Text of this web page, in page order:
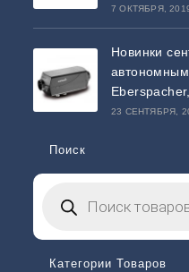
7 ОКТЯБРЯ,
Новинки
23 СЕНТЯБРЯ,
Поиск
Категории Товаров